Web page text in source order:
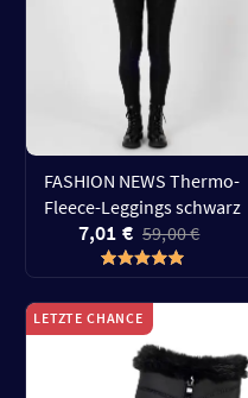
FASHION NEWS Thermo-
Fleece-Leggings schwarz
7,01 € 59,00 €
LETZTE CHANCE